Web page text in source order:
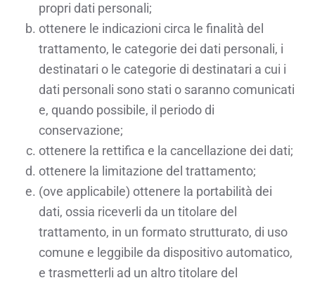
propri dati personali;
ottenere le indicazioni circa le finalità del
trattamento, le categorie dei dati personali, i
destinatari o le categorie di destinatari a cui i
dati personali sono stati o saranno comunicati
e, quando possibile, il periodo di
conservazione;
ottenere la rettifica e la cancellazione dei dati;
ottenere la limitazione del trattamento;
(ove applicabile) ottenere la portabilità dei
dati, ossia riceverli da un titolare del
trattamento, in un formato strutturato, di uso
comune e leggibile da dispositivo automatico,
e trasmetterli ad un altro titolare del